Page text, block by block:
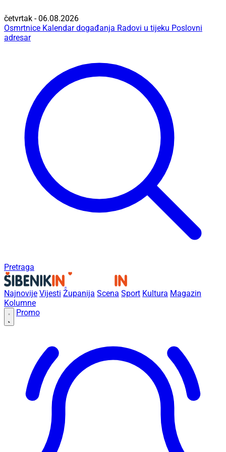
četvrtak - 06.08.2026
Osmrtnice Kalendar događanja Radovi u tijeku Poslovni
adresar
Pretraga
Najnovije Vijesti Županija Scena Sport Kultura Magazin
Kolumne
Promo